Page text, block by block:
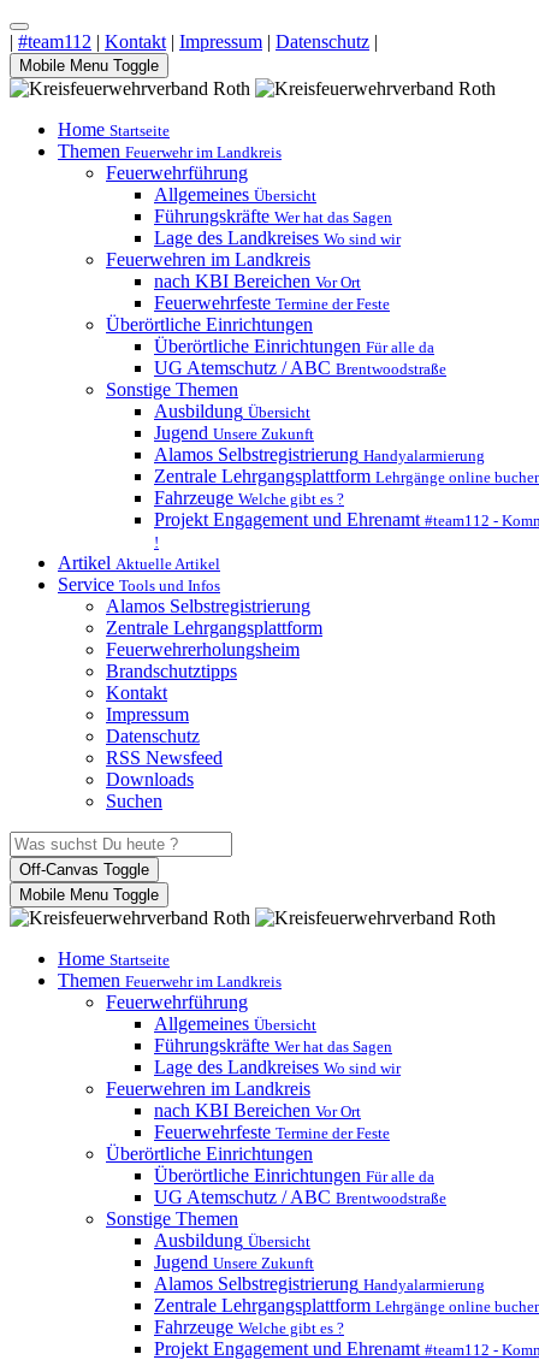
| #team112 | Kontakt | Impressum | Datenschutz |
Mobile Menu Toggle
Home Startseite
Themen Feuerwehr im Landkreis
Feuerwehrführung
Allgemeines Übersicht
Führungskräfte Wer hat das Sagen
Lage des Landkreises Wo sind wir
Feuerwehren im Landkreis
nach KBI Bereichen Vor Ort
Feuerwehrfeste Termine der Feste
Überörtliche Einrichtungen
Überörtliche Einrichtungen Für alle da
UG Atemschutz / ABC Brentwoodstraße
Sonstige Themen
Ausbildung Übersicht
Jugend Unsere Zukunft
Alamos Selbstregistrierung Handyalarmierung
Zentrale Lehrgangsplattform Lehrgänge online
Fahrzeuge Welche gibt es ?
Projekt Engagement und Ehrenamt #team112 -
!
Artikel Aktuelle Artikel
Service Tools und Infos
Alamos Selbstregistrierung
Zentrale Lehrgangsplattform
Feuerwehrerholungsheim
Brandschutztipps
Kontakt
Impressum
Datenschutz
RSS Newsfeed
Downloads
Suchen
Off-Canvas Toggle
Mobile Menu Toggle
Home Startseite
Themen Feuerwehr im Landkreis
Feuerwehrführung
Allgemeines Übersicht
Führungskräfte Wer hat das Sagen
Lage des Landkreises Wo sind wir
Feuerwehren im Landkreis
nach KBI Bereichen Vor Ort
Feuerwehrfeste Termine der Feste
Überörtliche Einrichtungen
Überörtliche Einrichtungen Für alle da
UG Atemschutz / ABC Brentwoodstraße
Sonstige Themen
Ausbildung Übersicht
Jugend Unsere Zukunft
Alamos Selbstregistrierung Handyalarmierung
Zentrale Lehrgangsplattform Lehrgänge online
Fahrzeuge Welche gibt es ?
Projekt Engagement und Ehrenamt #team112 -